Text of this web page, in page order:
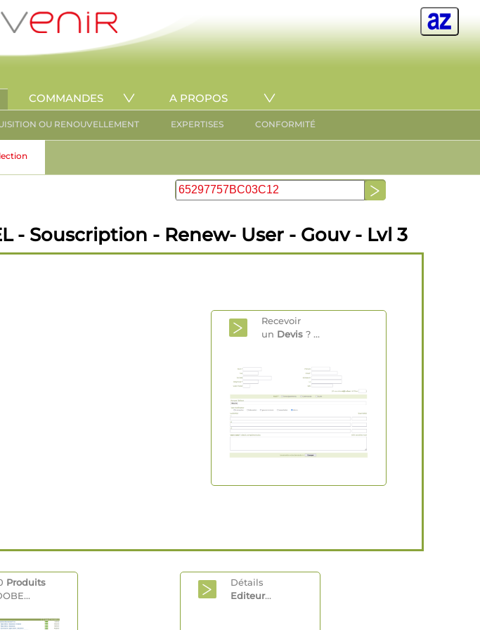
COMMANDES A PROPOS
OU RENOUVELLEMENT EXPERTISES CONFORMITÉ
- Souscription - Renew- User - Gouv - Lvl 3
Recevoir
un Devis ? ...
Produits
Détails
Editeur...